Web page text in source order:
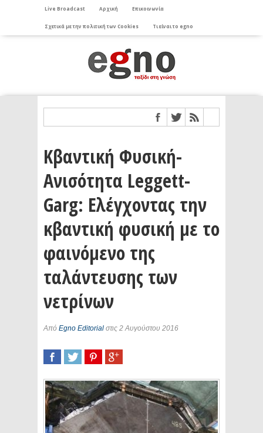
Live Broadcast Αρχική Επικοινωνία
Σχετικά με την πολιτική των Cookies Τι είναι το egno
Κβαντική Φυσική-
Ανισότητα Leggett-
Garg: Ελέγχοντας την
κβαντική φυσική με το
φαινόμενο της
ταλάντευσης των
νετρίνων
Από Egno Editorial στις 2 Αυγούστου 2016